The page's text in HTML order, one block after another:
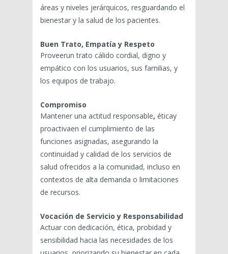
áreas y niveles jerárquicos, resguardando el
bienestar y la salud de los pacientes.
Buen Trato, Empatía y Respeto
Proveerun trato cálido cordial, digno y
empático con los usuarios, sus familias, y
los equipos de trabajo.
Compromiso
Mantener una actitud responsable, éticay
proactivaen el cumplimiento de las
funciones asignadas, asegurando la
continuidad y calidad de los servicios de
salud ofrecidos a la comunidad, incluso en
contextos de alta demanda o limitaciones
de recursos.
Vocación de Servicio y Responsabilidad
Actuar con dedicación, ética, probidad y
sensibilidad hacia las necesidades de los